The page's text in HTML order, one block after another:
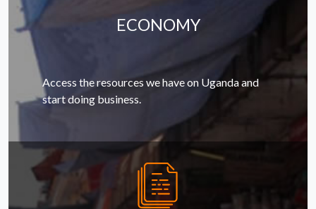
ECONOMY
Access the resources we have on Uganda and
start doing business.